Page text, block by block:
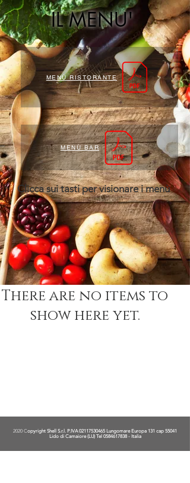
IL MENU'
MENÙ RISTORANTE
MENÙ BAR
Clicca sui tasti per visionare i menù
There are no items to
show here yet.
2020 Copyright Shell S.r.l. P.IVA02117530465 Lungomare Europa 131 cap 55041
Lido di Camaiore (LU) Tel 0584617838- Italia